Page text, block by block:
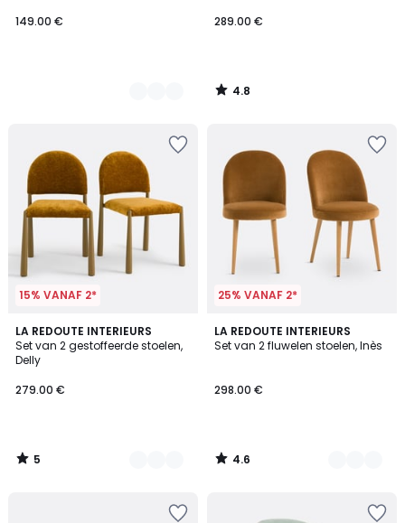
149.00 €
289.00 €
4.8
/
15% VANAF 2*
LA REDOUTE INTERIEURS
Set van 2 gestoffeerde stoelen,
Delly
279.00 €
5
/
5
2
Kleuren
5
/
25% VANAF 2*
LA REDOUTE INTERIEURS
Set van 2 fluwelen stoelen, Inès
298.00 €
4.6
/ 5
3
Kleuren
4.6
/